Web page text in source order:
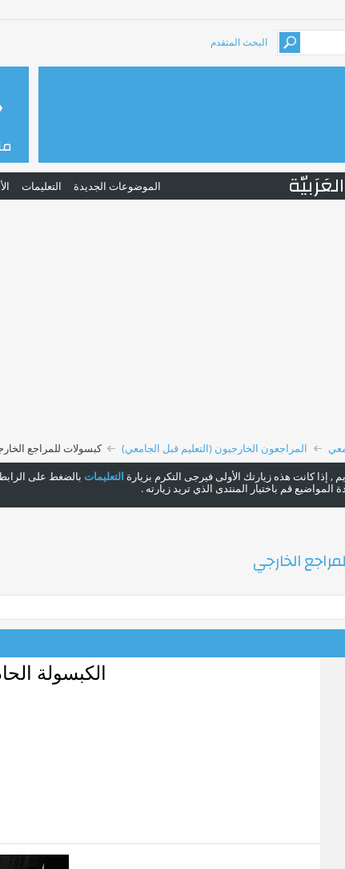
البحث المتقدم
الموضوعات الجديدة التعليمات
المراجعون الخارجيون (التعليم قبل الجامعي)
كبسولات للمراجع
, إذا كانت هذه زيارتك الأولى فيرجى التكرم بزيارة التعليمات بالضغط على
قم باختيار المنتدى الذي تريد زيارته .
الخارجي
الكبسولة